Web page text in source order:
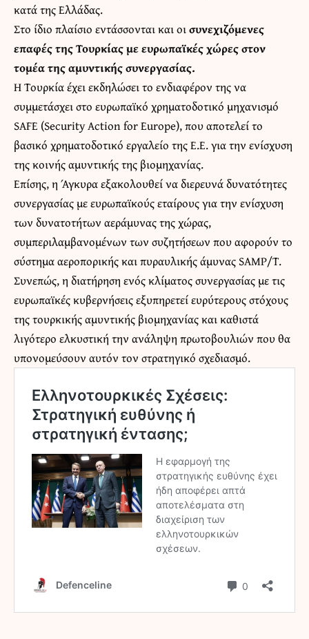
κατά της Ελλάδας.
Στο ίδιο πλαίσιο εντάσσονται και οισυνεχιζόμενες
επαφές της Τουρκίας με ευρωπαϊκές χώρες στον
τομέα της αμυντικής συνεργασίας.
Η Τουρκία έχει εκδηλώσει το ενδιαφέρον της να
συμμετάσχει στο ευρωπαϊκό χρηματοδοτικό μηχανισμό
SAFE (Security Action for Europe), που αποτελεί το
βασικό χρηματοδοτικό εργαλείο της Ε.Ε. για την ενίσχυση
της κοινής αμυντικής της βιομηχανίας.
Επίσης, η Άγκυρα εξακολουθεί να διερευνά δυνατότητες
συνεργασίας με ευρωπαϊκούς εταίρους για την ενίσχυση
των δυνατοτήτων αεράμυνας της χώρας,
συμπεριλαμβανομένων των συζητήσεων που αφορούν το
σύστημα αεροπορικής και πυραυλικής άμυνας SAMP/T.
Συνεπώς, η διατήρηση ενός κλίματος συνεργασίας με τις
ευρωπαϊκές κυβερνήσεις εξυπηρετεί ευρύτερους στόχους
της τουρκικής αμυντικής βιομηχανίας και καθιστά
λιγότερο ελκυστική την ανάληψη πρωτοβουλιών που θα
υπονομεύσουν αυτόν τον στρατηγικό σχεδιασμό.